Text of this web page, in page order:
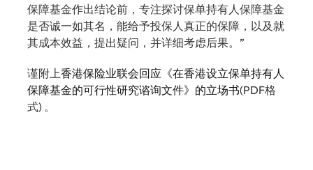
保障基金作出结论前，专注探讨保单持有人保障基金
是否诚一如其名，能给予投保人真正的保障，以及就
其成本效益，提出疑问，并详细考虑后果。”
谨附上香港保险业联会回应《在香港设立保单持有人
保障基金的可行性研究谘询文件》的立场书(PDF格
式) 。